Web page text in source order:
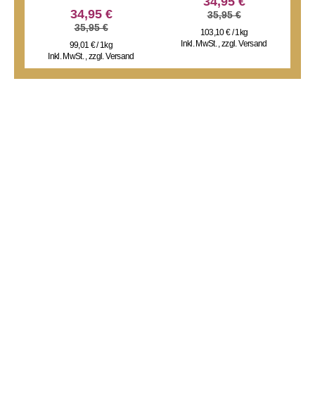
34,95 €
35,95 €
99,01 € / 1kg
Inkl. MwSt.,zzgl.Versand
35,95 €
103,10 € / 1kg
Inkl. MwSt.,zzgl.Versand